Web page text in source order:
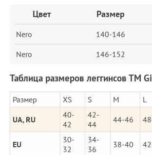
ЗаказЦвет Размер
Nero 140-146
Nero 146-152
Таблица размеров леггинсов ТМ
Размер XS S M L
UA, RU
40-
42
42-
44
44-46
EU
30-
32
34-
36
38-40